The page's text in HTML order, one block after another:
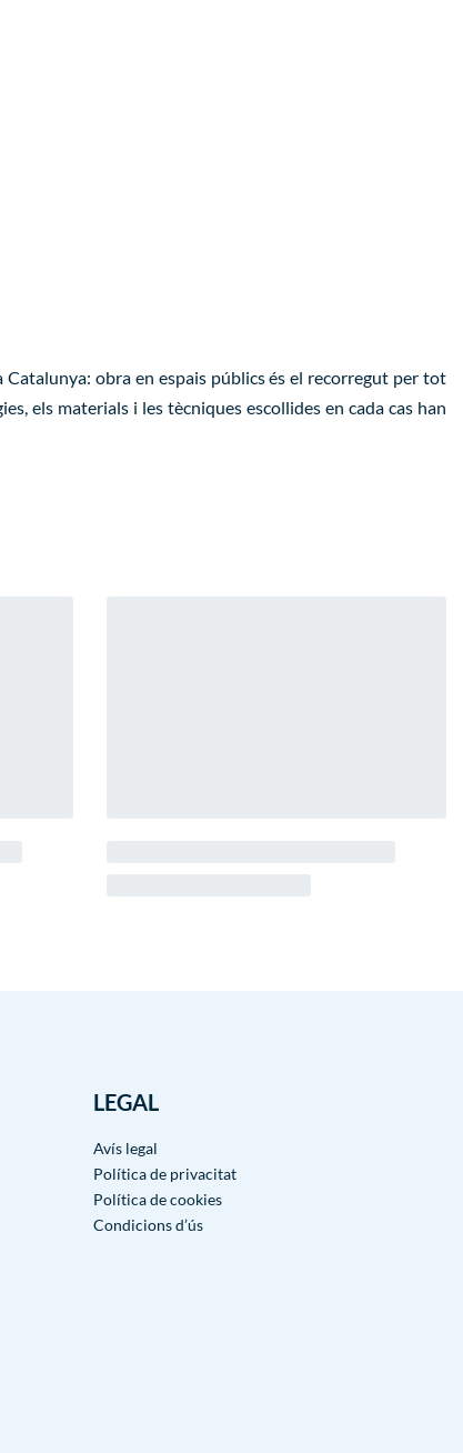
Catalunya: obra en espais públics és el recorregut per tot
els materials i les tècniques escollides en cada cas han
LEGAL
Avís legal
Política de privacitat
Política de cookies
Condicions d’ús